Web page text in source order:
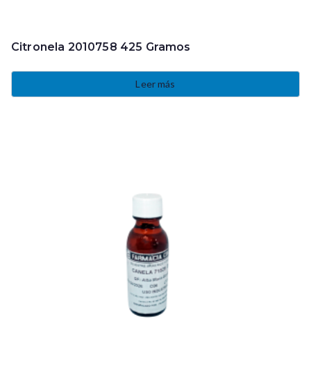
Citronela 2010758 425 Gramos
Leer más